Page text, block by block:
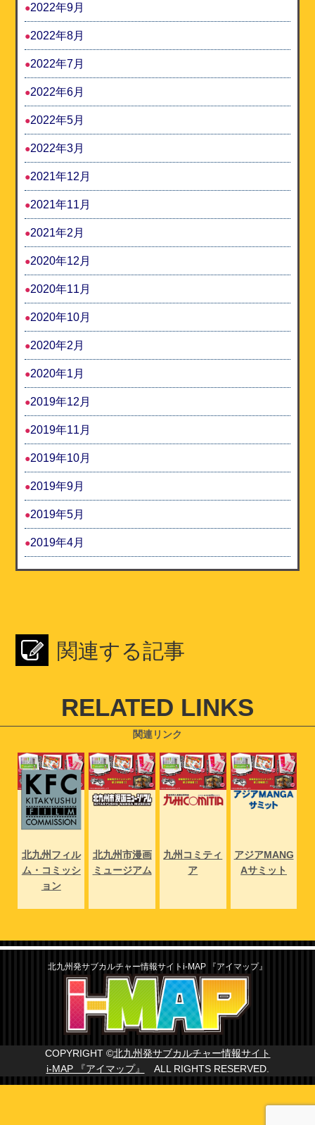
2022年9月
2022年8月
2022年7月
2022年6月
2022年5月
2022年3月
2021年12月
2021年11月
2021年2月
2020年12月
2020年11月
2020年10月
2020年2月
2020年1月
2019年12月
2019年11月
2019年10月
2019年9月
2019年5月
2019年4月
関連する記事
RELATED LINKS
関連リンク
北九州フィル
ム・コミッシ
ョン
北九州市漫画
ミュージアム
九州コミティ
ア
アジアMANG
Aサミット
北九州発サブカルチャー情報サイトi-MAP 『アイマップ』
COPYRIGHT ©北九州発サブカルチャー情報サイト
i-MAP 『アイマップ』
ALL RIGHTS RESERVED.